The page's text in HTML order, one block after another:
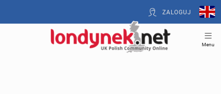
ZALOGUJ
Menu